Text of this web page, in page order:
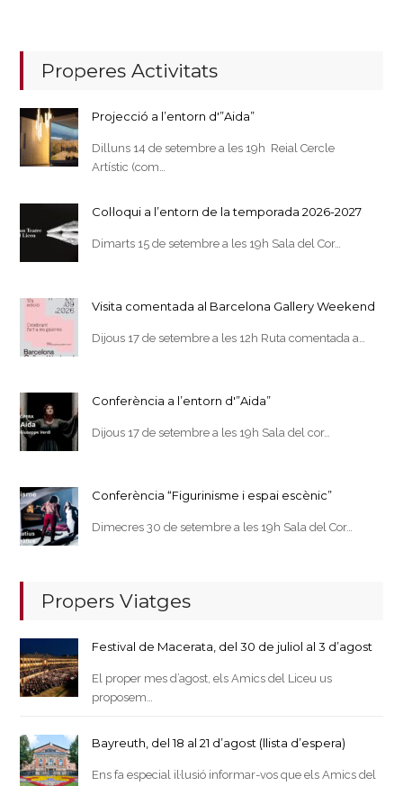
Properes Activitats
Projecció a l’entorn d'”Aida”
Dilluns 14 de setembre a les 19h Reial Cercle
Artístic (com…
Col·loqui a l’entorn de la temporada 2026-2027
Dimarts 15 de setembre a les 19h Sala del Cor…
Visita comentada al Barcelona Gallery Weekend
Dijous 17 de setembre a les 12h Ruta comentada a…
Conferència a l’entorn d'”Aida”
Dijous 17 de setembre a les 19h Sala del cor…
Conferència “Figurinisme i espai escènic”
Dimecres 30 de setembre a les 19h Sala del Cor…
Propers Viatges
Festival de Macerata, del 30 de juliol al 3 d’agost
El proper mes d’agost, els Amics del Liceu us
proposem…
Bayreuth, del 18 al 21 d’agost (llista d’espera)
Ens fa especial il·lusió informar-vos que els Amics del